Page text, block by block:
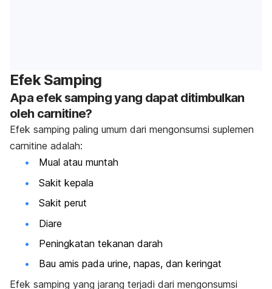
Efek Samping
Apa efek samping yang dapat ditimbulkan
oleh carnitine?
Efek samping paling umum dari mengonsumsi suplemen
carnitine adalah:
Mual atau muntah
Sakit kepala
Sakit perut
Diare
Peningkatan tekanan darah
Bau amis pada urine, napas, dan keringat
Efek samping yang jarang terjadi dari mengonsumsi